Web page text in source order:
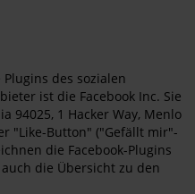
des sozialen
ist die Facebook Inc. Sie
94025, 1 Hacker Way, Menlo
"Like-Button" ("Gefällt mir"-
die Facebook-Plugins
die Übersicht zu den